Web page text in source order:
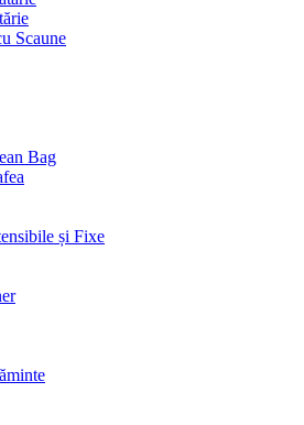
Scaune
Bag
și Fixe